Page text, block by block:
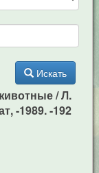
Искать
/ Л.
-1989. -192